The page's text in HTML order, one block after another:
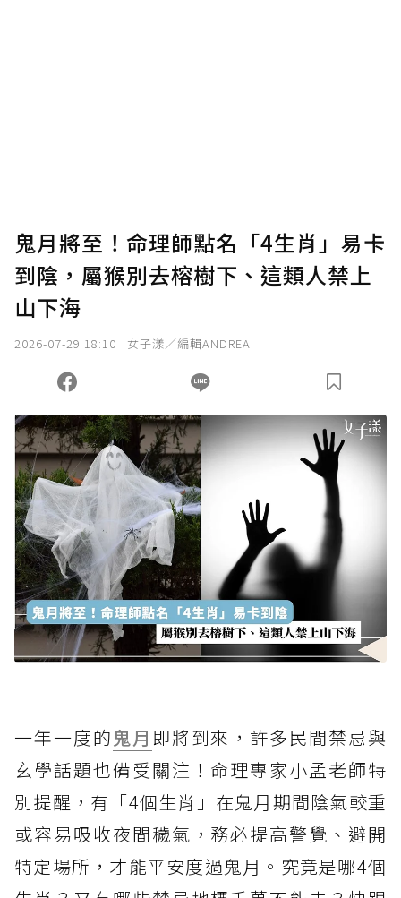
確認送出
您當前剩餘 U 利點數：0點；前往 購買點數
鬼月將至！命理師點名「4生肖」易卡
到陰，屬猴別去榕樹下、這類人禁上
山下海
2026-07-29 18:10 女子漾／編輯ANDREA
一年一度的鬼月 即將到來，許多民間禁忌與
玄學話題也備受關注！命理專家小孟老師特
別提醒，有「4個生肖」在鬼月期間陰氣較重
或容易吸收夜間穢氣，務必提高警覺、避開
特定場所，才能平安度過鬼月。究竟是哪4個